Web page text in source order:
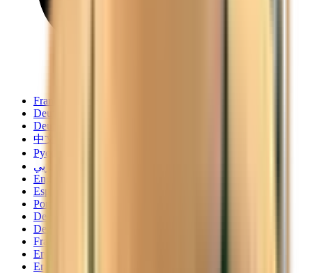
Français
Deutsch
Deutsch
中文
Русский
العربية/عربي
English
Español
Português
Deutsch
Deutsch
Français
English
English